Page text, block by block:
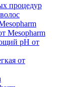
процедур
Mesopharm
рН от
от